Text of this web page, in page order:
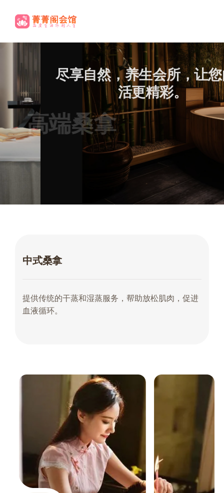
尽享自然，养生会所，让您的生
活更精彩。
高端桑拿
养生桑拿欢迎您
中式桑拿
提供传统的干蒸和湿蒸服务，帮助放松肌肉，促进
血液循环。